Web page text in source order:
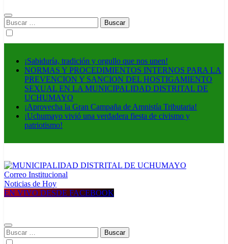
Buscar:
¡Sabiduría, tradición y orgullo que nos unen!
NORMAS Y PROCEDIMIENTOS INTERNOS PARA LA
PREVENCION Y SANCION DEL HOSTIGAMIENTO
SEXUAL EN LA MUNICIPALIDAD DISTRITAL DE
UCHUMAYO
¡Aprovecha la Gran Campaña de Amnistía Tributaria!
¡Uchumayo vivió una verdadera fiesta de civismo y
patriotismo!
MUNICIPALIDAD DISTRITAL DE UCHUMAYO
Construyendo una nueva Historia
Correo Institucional
Noticias de Hoy
EN VIVO DESDE FACEBOOK
Buscar: